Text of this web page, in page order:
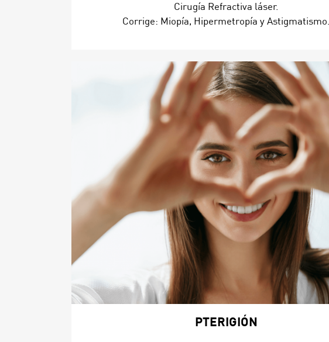
Cirugía Refractiva láser.
Corrige: Miopía, Hipermetropía y Astigmatismo.
PTERIGIÓN